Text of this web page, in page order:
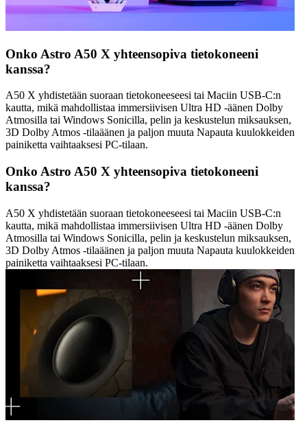
Onko Astro A50 X yhteensopiva tietokoneeni
kanssa?
A50 X yhdistetään suoraan tietokoneeseesi tai Maciin USB-C:n
kautta, mikä mahdollistaa immersiivisen Ultra HD -äänen Dolby
Atmosilla tai Windows Sonicilla, pelin ja keskustelun miksauksen,
3D Dolby Atmos -tilaäänen ja paljon muuta Napauta kuulokkeiden
painiketta vaihtaaksesi PC-tilaan.
Onko Astro A50 X yhteensopiva tietokoneeni
kanssa?
A50 X yhdistetään suoraan tietokoneeseesi tai Maciin USB-C:n
kautta, mikä mahdollistaa immersiivisen Ultra HD -äänen Dolby
Atmosilla tai Windows Sonicilla, pelin ja keskustelun miksauksen,
3D Dolby Atmos -tilaäänen ja paljon muuta Napauta kuulokkeiden
painiketta vaihtaaksesi PC-tilaan.